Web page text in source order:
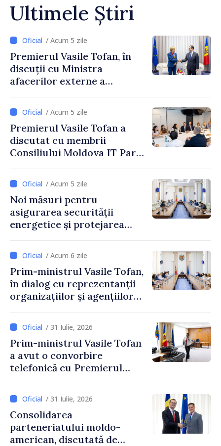
Ultimele Știri
/ Acum 5 zile
Premierul Vasile Tofan, în
discuții cu Ministra
afacerilor externe a
/ Acum 5 zile
Premierul Vasile Tofan a
discutat cu membrii
Consiliului Moldova IT Park:
industriei IT”
/ Acum 5 zile
Noi măsuri pentru
asigurarea securității
energetice și protejarea
de CNMC
/ Acum 6 zile
Prim-ministrul Vasile Tofan,
în dialog cu reprezentanții
organizațiilor și agențiilor
Moldova
/ 31 Iulie, 2026
Prim-ministrul Vasile Tofan
a avut o convorbire
telefonică cu Premierul
/ 31 Iulie, 2026
Consolidarea
parteneriatului moldo-
american, discutată de